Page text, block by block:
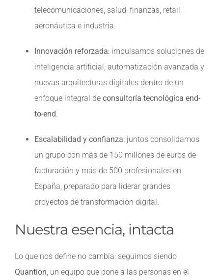
telecomunicaciones, salud, finanzas, retail,
aeronáutica e industria.
Innovación reforzada: impulsamos soluciones de
inteligencia artificial, automatización avanzada y
nuevas arquitecturas digitales dentro de un
enfoque integral de consultoría tecnológica end-
to-end.
Escalabilidad y confianza: juntos consolidamos
un grupo con más de 150 millones de euros de
facturación y más de 500 profesionales en
España, preparado para liderar grandes
proyectos de transformación digital.
Nuestra esencia, intacta
Lo que nos define no cambia: seguimos siendo
Quantion, un equipo que pone a las personas en el